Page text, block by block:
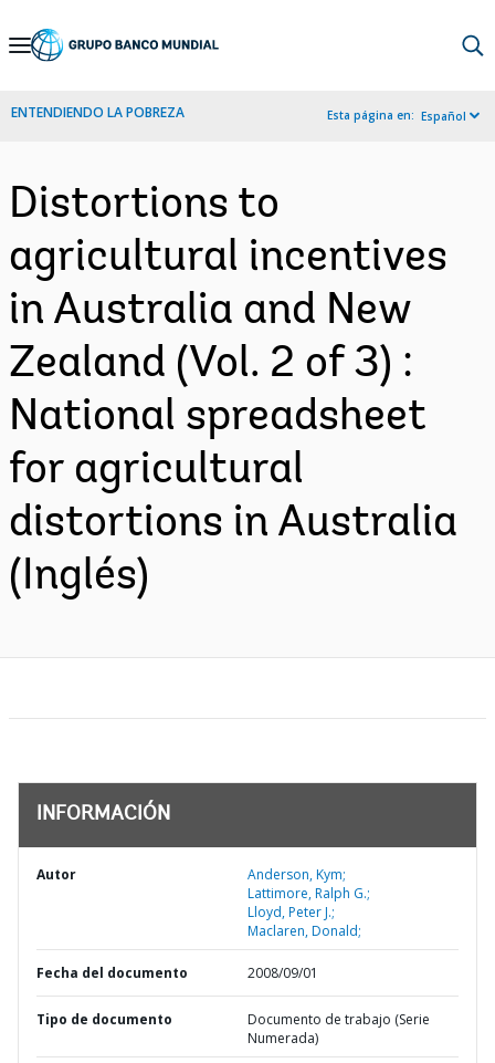
Skip
Navigation
ENTENDIENDO LA POBREZA Esta página en: Español
Distortions to
agricultural incentives
in Australia and New
Zealand (Vol. 2 of 3) :
National spreadsheet
for agricultural
distortions in Australia
(Inglés)
INFORMACIÓN
Autor
Anderson, Kym;
Lattimore, Ralph G.;
Lloyd, Peter J.;
Maclaren, Donald;
Fecha del documento 2008/09/01
Tipo de documento
Documento de trabajo (Serie
Numerada)